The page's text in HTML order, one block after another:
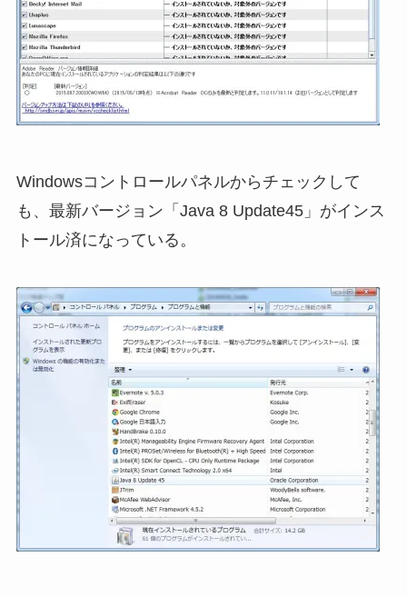
Windowsコントロールパネルからチェックして
も、最新バージョン「Java 8 Update45」がインス
トール済になっている。